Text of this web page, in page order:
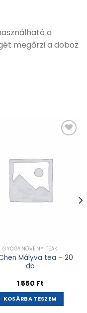
a
megőrzi a doboz
GYÓGYNÖVÉNY TEÁK
Mályva tea – 20
db
1 550 Ft
KOSÁRBA TESZEM